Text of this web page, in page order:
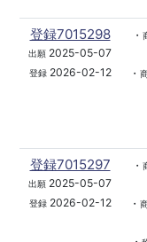
登録7015298
出願 2025-05-07
登録2026-02-12
・
・
登録7015297
出願 2025-05-07
登録2026-02-12
・
・